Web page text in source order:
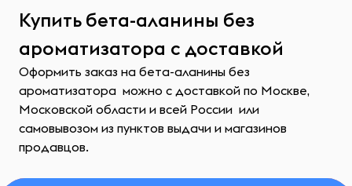
Купить бета-аланины без
ароматизатора с доставкой
Оформить заказ на бета-аланины без
ароматизатора можно с доставкой по Москве,
Московской области и всей России или
самовывозом из пунктов выдачи и магазинов
продавцов.